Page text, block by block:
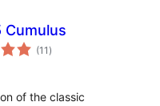
Cumulus
(11 कुल
रेटिङ्गहरू
)
of the classic